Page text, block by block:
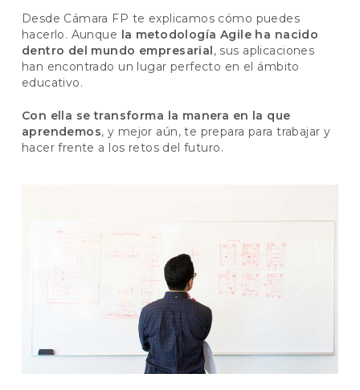
Desde Cámara FP te explicamos cómo puedes
hacerlo. Aunque la metodología Agile ha nacido
dentro del mundo empresarial, sus aplicaciones
han encontrado un lugar perfecto en el ámbito
educativo.
Con ella se transforma la manera en la que
aprendemos, y mejor aún, te prepara para trabajar y
hacer frente a los retos del futuro.